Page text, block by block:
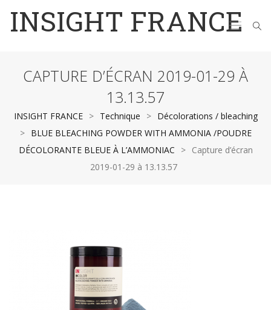
INSIGHT FRANCE
CAPTURE D’ÉCRAN 2019-01-29 À
13.13.57
INSIGHT FRANCE > Technique > Décolorations / bleaching
> BLUE BLEACHING POWDER WITH AMMONIA /POUDRE
DÉCOLORANTE BLEUE À L’AMMONIAC
> Capture d’écran
2019-01-29 à 13.13.57